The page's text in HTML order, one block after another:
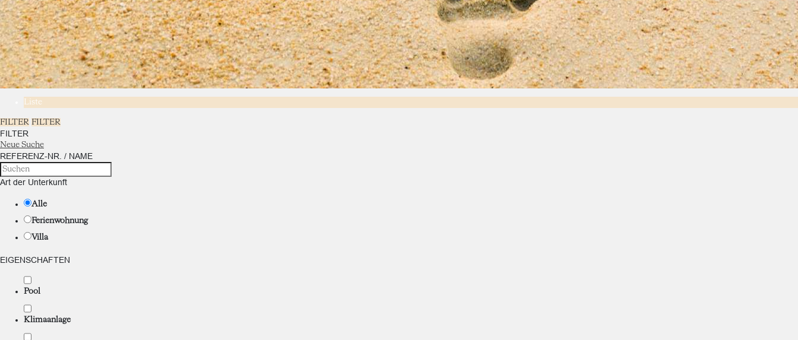
Liste
FILTER FILTER
FILTER
Neue Suche
REFERENZ-NR. / NAME
Art der Unterkunft
Alle
Ferienwohnung
Villa
EIGENSCHAFTEN
Pool
Klimaanlage